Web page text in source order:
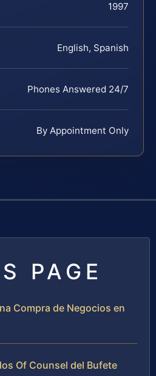
1997
English, Spanish
Phones Answered 24/7
By Appointment Only
PAGE
Compra de Negocios en
Of Counsel del Bufete